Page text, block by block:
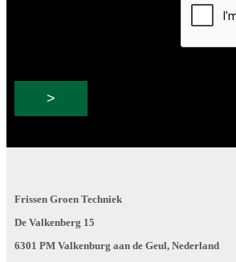
Frissen Groen Techniek
De Valkenberg 15
6301 PM Valkenburg aan de Geul, Nederland